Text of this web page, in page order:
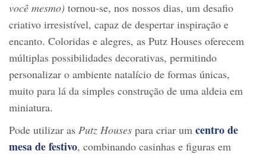
você mesmo) tornou‑se, nos nossos dias, um desafio
criativo irresistível, capaz de despertar inspiração e
encanto. Coloridas e alegres, as Putz Houses oferecem
múltiplas possibilidades decorativas, permitindo
personalizar o ambiente natalício de formas únicas,
muito para lá da simples construção de uma aldeia em
miniatura.
Pode utilizar as Putz Houses para criar um centro de
mesa de festivo, combinando casinhas e figuras em